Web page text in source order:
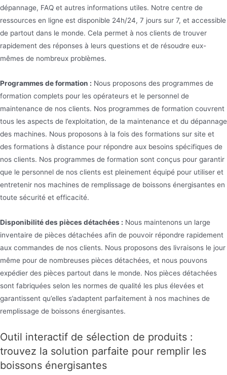
dépannage, FAQ et autres informations utiles. Notre centre de
ressources en ligne est disponible 24h/24, 7 jours sur 7, et accessible
de partout dans le monde. Cela permet à nos clients de trouver
rapidement des réponses à leurs questions et de résoudre eux-
mêmes de nombreux problèmes.
Programmes de formation : Nous proposons des programmes de
formation complets pour les opérateurs et le personnel de
maintenance de nos clients. Nos programmes de formation couvrent
tous les aspects de l’exploitation, de la maintenance et du dépannage
des machines. Nous proposons à la fois des formations sur site et
des formations à distance pour répondre aux besoins spécifiques de
nos clients. Nos programmes de formation sont conçus pour garantir
que le personnel de nos clients est pleinement équipé pour utiliser et
entretenir nos machines de remplissage de boissons énergisantes en
toute sécurité et efficacité.
Disponibilité des pièces détachées : Nous maintenons un large
inventaire de pièces détachées afin de pouvoir répondre rapidement
aux commandes de nos clients. Nous proposons des livraisons le jour
même pour de nombreuses pièces détachées, et nous pouvons
expédier des pièces partout dans le monde. Nos pièces détachées
sont fabriquées selon les normes de qualité les plus élevées et
garantissent qu’elles s’adaptent parfaitement à nos machines de
remplissage de boissons énergisantes.
Outil interactif de sélection de produits :
trouvez la solution parfaite pour remplir les
boissons énergisantes